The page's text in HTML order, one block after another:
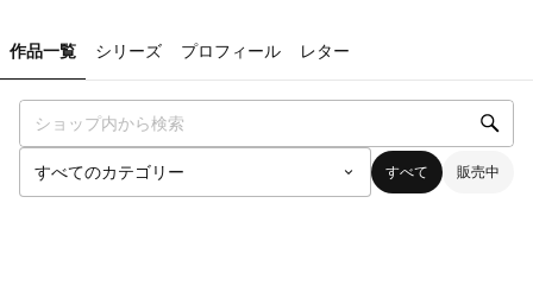
作品一覧 シリーズ プロフィール レター
すべて 販売中